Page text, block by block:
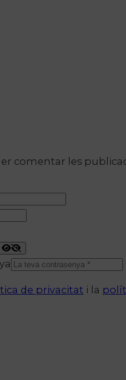
comentar les
de privacitat i la